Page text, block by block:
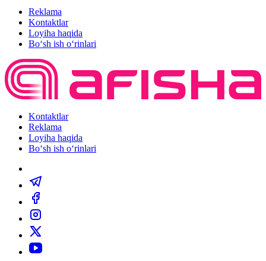
Reklama
Kontaktlar
Loyiha haqida
Bo‘sh ish o‘rinlari
Kontaktlar
Reklama
Loyiha haqida
Bo‘sh ish o‘rinlari